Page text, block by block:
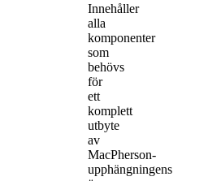
Innehåller
alla
komponenter
som
behövs
för
ett
komplett
utbyte
av
MacPherson-
upphängningens